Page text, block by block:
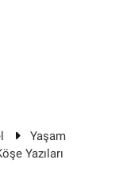
Yaşam
Yazıları